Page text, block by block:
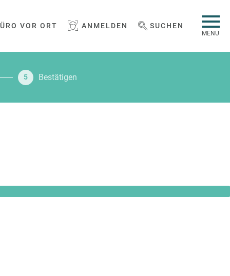
MENU
VOR ORT ANMELDEN WEBSEITE DURCHSUCHEN
SUCHEN
5 Bestätigen